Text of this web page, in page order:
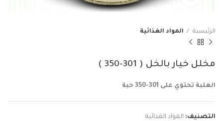
الرئيسية المواد الغذائية
مخلل خيار بالخل ( 301-350 )
العلبة تحتوي على 301-350 حبة
التصنيف: المواد الغذائية